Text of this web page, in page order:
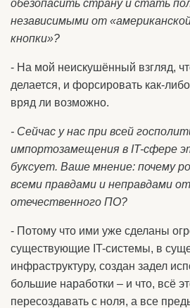
обезопасить страну и стать
независимыми от
кнопки»?
- На мой неискушённый взгляд,
делается, и форсировать как-
вряд ли возможно.
- Сейчас у нас при всей
импортозамещения в IT-сфере
буксует. Ваше мнение: почему
всеми правдами и неправдами
отечественного ПО?
- Потому что ими уже сделаны
существующие IT-системы, в
инфраструктуру, создан задел
большие наработки – и что, всё
пересоздавать с ноля, а все